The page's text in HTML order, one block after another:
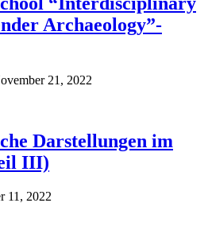
Archaeology”-
21, 2022
Darstellungen im
III)
11, 2022